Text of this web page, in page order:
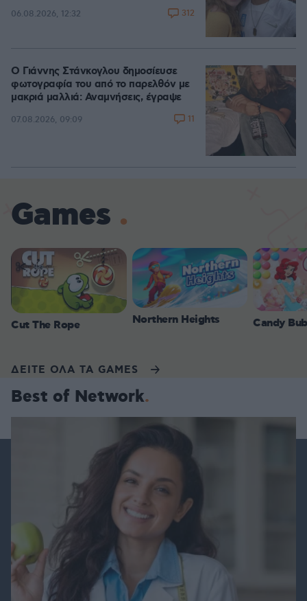
06.08.2026, 12:32 312
Ο Γιάννης Στάνκογλου δημοσίευσε
φωτογραφία του από το παρελθόν με
μακριά μαλλιά: Αναμνήσεις, έγραψε
07.08.2026, 09:09 11
Games
Cut The Rope Northern Heights Candy
ΔΕΙΤΕ ΟΛΑ ΤΑ GAMES
Best of Network